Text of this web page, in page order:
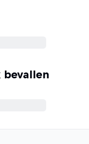
bevallen